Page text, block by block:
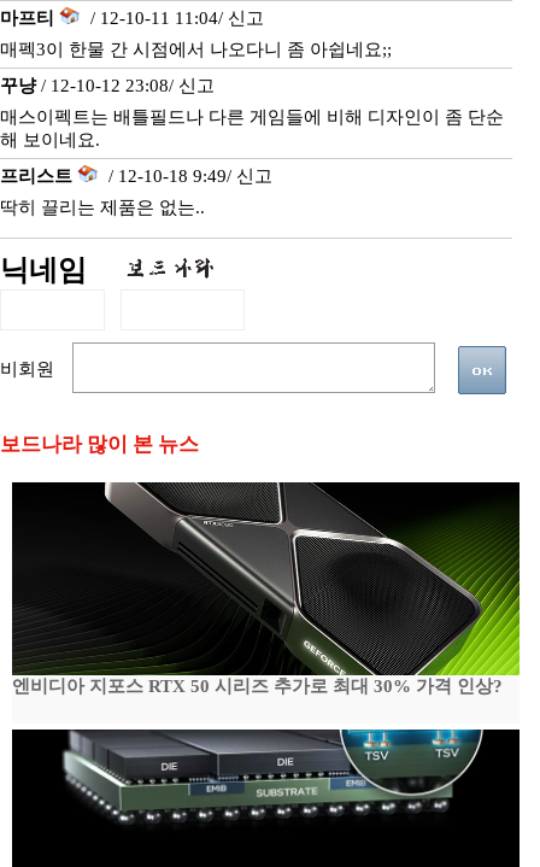
마프티 / 12-10-11 11:04/ 신고
매펙3이 한물 간 시점에서 나오다니 좀 아쉽네요;;
꾸냥/ 12-10-12 23:08/ 신고
매스이펙트는 배틀필드나 다른 게임들에 비해 디자인이 좀 단순
해 보이네요.
프리스트
/ 12-10-18 9:49/ 신고
딱히 끌리는 제품은 없는..
닉네임
비회원
보드나라 많이 본 뉴스
엔비디아 지포스 RTX 50 시리즈 추가로 최대 30% 가격 인상?